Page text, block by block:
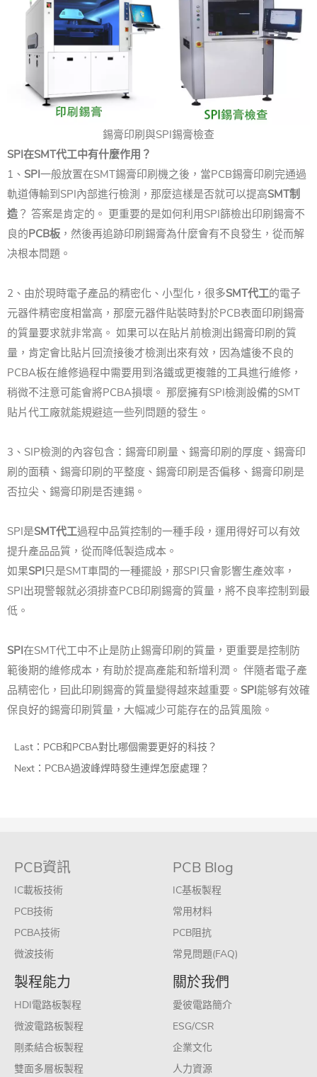
錫膏印刷與SPI錫膏檢查
SPI在SMT代工中有什麼作用？
1、 SPI一般放置在SMT錫膏印刷機之後，當PCB錫膏印刷完通過
軌道傳輸到SPI內部進行檢測，那麼這樣是否就可以提高SMT制
造 ？ 答案是肯定的。 更重要的是如何利用SPI篩檢出印刷錫膏不
良的PCB板 ，然後再追跡印刷錫膏為什麼會有不良發生，從而解
决根本問題。
2、由於現時電子產品的精密化、小型化，很多SMT代工的電子
元器件精密度相當高，那麼元器件貼裝時對於PCB表面印刷錫膏
的質量要求就非常高。 如果可以在貼片前檢測出錫膏印刷的質
量，肯定會比貼片回流接後才檢測出來有效，因為爐後不良的
PCBA板在維修過程中需要用到洛鐵或更複雜的工具進行維修，
稍微不注意可能會將PCBA損壞。 那麼擁有SPI檢測設備的SMT
貼片代工廠就能規避這一些列問題的發生。
3、SIP檢測的內容包含：錫膏印刷量、錫膏印刷的厚度、錫膏印
刷的面積、錫膏印刷的平整度、錫膏印刷是否偏移、錫膏印刷是
否拉尖、錫膏印刷是否連錫。
SPI是SMT代工過程中品質控制的一種手段，運用得好可以有效
提升產品品質，從而降低製造成本。
如果SPI只是SMT車間的一種擺設，那SPI只會影響生產效率，
SPI出現警報就必須排查PCB印刷錫膏的質量，將不良率控制到最
低。
SPI在SMT代工中不止是防止錫膏印刷的質量，更重要是控制防
範後期的維修成本，有助於提高產能和新增利潤。 伴隨者電子產
品精密化，囙此印刷錫膏的質量變得越來越重要。 SPI能够有效確
保良好的錫膏印刷質量，大幅减少可能存在的品質風險。
Last： PCB和PCBA對比哪個需要更好的科技？
Next： PCBA過波峰焊時發生連焊怎麼處理？
PCB資訊
IC載板技術
PCB技術
PCBA技術
微波技術
PCB Blog
IC基板製程
常用材料
PCB阻抗
常見問題(FAQ)
製程能力
HDI電路板製程
微波電路板製程
剛柔結合板製程
雙面多層板製程
關於我們
愛彼電路簡介
ESG/CSR
企業文化
人力資源